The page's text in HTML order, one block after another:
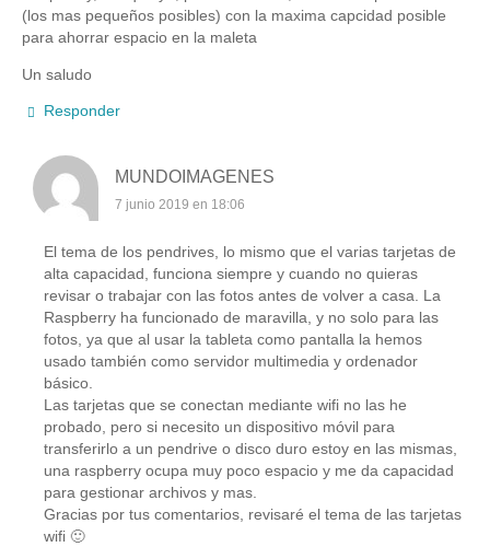
(los mas pequeños posibles) con la maxima capcidad posible
para ahorrar espacio en la maleta
Un saludo
Responder
MUNDOIMAGENES
7 junio 2019 en 18:06
El tema de los pendrives, lo mismo que el varias tarjetas de
alta capacidad, funciona siempre y cuando no quieras
revisar o trabajar con las fotos antes de volver a casa. La
Raspberry ha funcionado de maravilla, y no solo para las
fotos, ya que al usar la tableta como pantalla la hemos
usado también como servidor multimedia y ordenador
básico.
Las tarjetas que se conectan mediante wifi no las he
probado, pero si necesito un dispositivo móvil para
transferirlo a un pendrive o disco duro estoy en las mismas,
una raspberry ocupa muy poco espacio y me da capacidad
para gestionar archivos y mas.
Gracias por tus comentarios, revisaré el tema de las tarjetas
wifi 🙂